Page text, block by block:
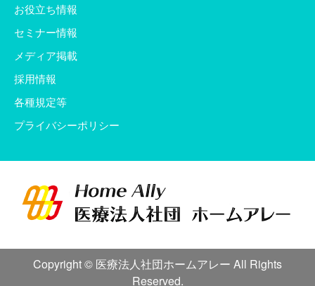
お役立ち情報
セミナー情報
メディア掲載
採用情報
各種規定等
プライバシーポリシー
Copyright © 医療法人社団ホームアレー All Rights
Reserved.